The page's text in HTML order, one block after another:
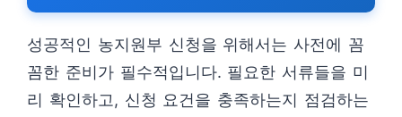
성공적인 농지원부 신청을 위해서는 사전에 꼼
꼼한 준비가 필수적입니다. 필요한 서류들을 미
리 확인하고, 신청 요건을 충족하는지 점검하는